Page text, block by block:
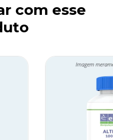
com esse